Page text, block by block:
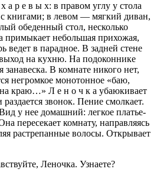
а р е в ы х: в правом углу у стола
книгами; в левом — мягкий диван,
обеденный стол, несколько
примыкает небольшая прихожая,
ведет в парадное. В задней стене
на кухню. На подоконнике
В комнате никого нет,
негромкое монотонное «баю,
краю…» Л е н о ч к а убаюкивает
звонок. Пение смолкает.
у нее домашний: легкое платье-
пересекает комнату, направляясь
растрепанные волосы. Открывает
Леночка. Узнаете?